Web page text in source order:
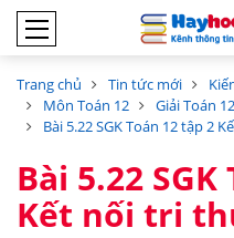
Trang chủ Tin tức mới
Môn Toán 12
Giải Toán
Bài 5.22 SGK Toán 12 tập 2
Bài 5.22
Kết nối tri